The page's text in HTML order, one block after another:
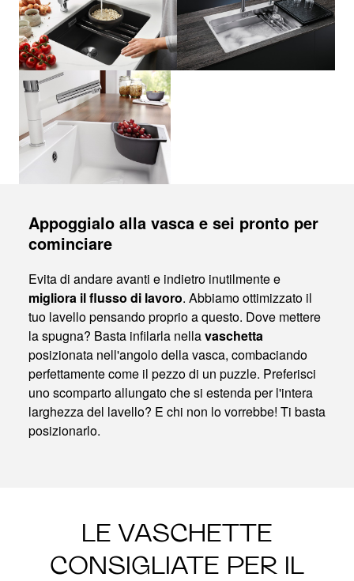
Appoggialo alla vasca e sei pronto per
cominciare
Evita di andare avanti e indietro inutilmente e
migliora il flusso di lavoro. Abbiamo ottimizzato il
tuo lavello pensando proprio a questo. Dove mettere
la spugna? Basta infilarla nellavaschetta
posizionata nell'angolo della vasca, combaciando
perfettamente come il pezzo di un puzzle. Preferisci
uno scomparto allungato che si estenda per l'intera
larghezza del lavello? E chi non lo vorrebbe! Ti basta
posizionarlo.
LE VASCHETTE
CONSIGLIATE PER IL